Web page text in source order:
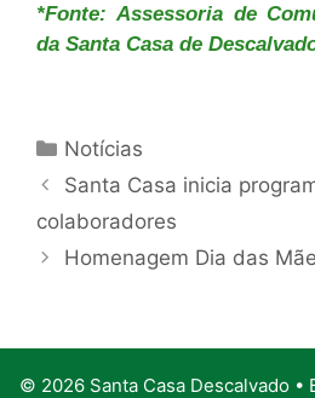
*Fonte: Assessoria de
da Santa Casa de
Categorias
Notícias
Santa Casa inicia
colaboradores
Homenagem Dia das
© 2026 Santa Casa Descalvado •